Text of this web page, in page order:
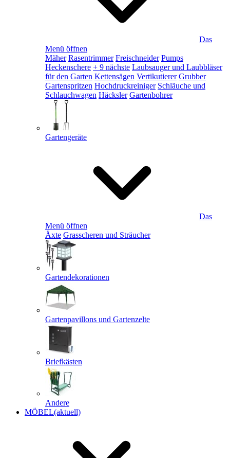
Das
Menü öffnen
Mäher Rasentrimmer Freischneider Pumps
Heckenschere + 9 nächste Laubsauger und Laubbläser
für den Garten Kettensägen Vertikutierer Grubber
Gartenspritzen Hochdruckreiniger Schläuche und
Schlauchwagen Häcksler Gartenbohrer
Gartengeräte
Das
Menü öffnen
Äxte Grasscheren und Sträucher
Gartendekorationen
Gartenpavillons und Gartenzelte
Briefkästen
Andere
MÖBEL(aktuell)